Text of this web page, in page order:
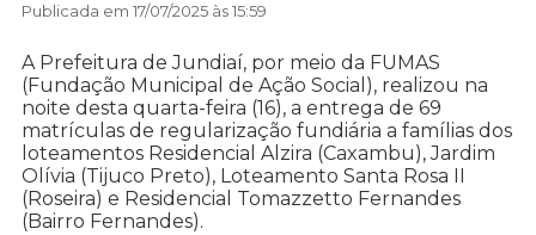
Publicada em 17/07/2025 às 15:59
A Prefeitura de Jundiaí, por meio da FUMAS
(Fundação Municipal de Ação Social), realizou na
noite desta quarta-feira (16), a entrega de 69
matrículas de regularização fundiária a famílias dos
loteamentos Residencial Alzira (Caxambu), Jardim
Olívia (Tijuco Preto), Loteamento Santa Rosa II
(Roseira) e Residencial Tomazzetto Fernandes
(Bairro Fernandes).